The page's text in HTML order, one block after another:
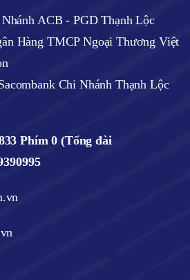
ACB - PGD Thạnh Lộc
Hàng TMCP Ngoại Thương Việt
Chi Nhánh Thạnh Lộc
Phím 0 (Tổng đài